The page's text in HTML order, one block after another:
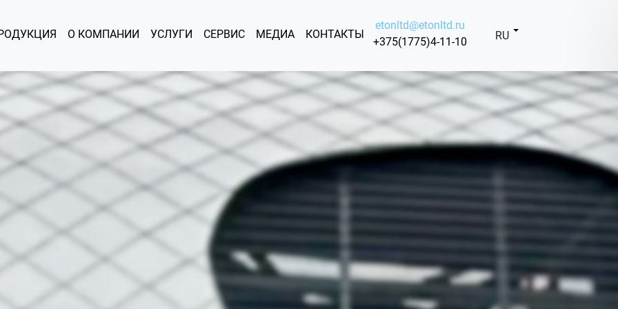
О КОМПАНИИ УСЛУГИ СЕРВИС МЕДИА КОНТАКТЫ
etonltd@etonltd.ru
+375(1775)4-11-10
RU